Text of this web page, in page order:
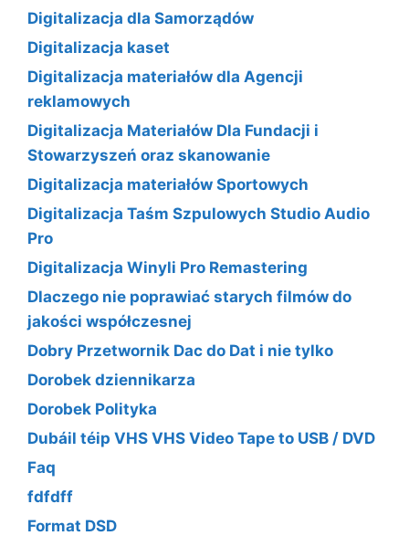
Digitalizacja dla Samorządów
Digitalizacja kaset
Digitalizacja materiałów dla Agencji
reklamowych
Digitalizacja Materiałów Dla Fundacji i
Stowarzyszeń oraz skanowanie
Digitalizacja materiałów Sportowych
Digitalizacja Taśm Szpulowych Studio Audio
Pro
Digitalizacja Winyli Pro Remastering
Dlaczego nie poprawiać starych filmów do
jakości współczesnej
Dobry Przetwornik Dac do Dat i nie tylko
Dorobek dziennikarza
Dorobek Polityka
Dubáil téip VHS VHS Video Tape to USB / DVD
Faq
fdfdff
Format DSD